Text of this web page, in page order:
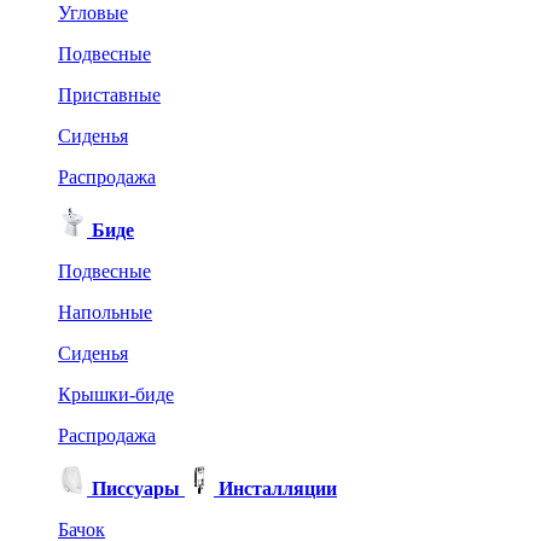
Угловые
Подвесные
Приставные
Сиденья
Распродажа
Биде
Подвесные
Напольные
Сиденья
Крышки-биде
Распродажа
Писсуары
Инсталляции
Бачок